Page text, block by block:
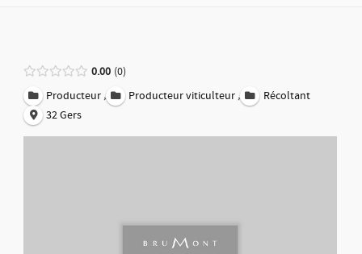
0.00 0
Producteur , Producteur viticulteur ,
Récoltant
32 Gers